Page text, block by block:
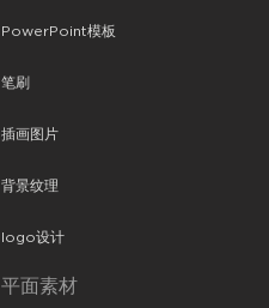
PowerPoint模板
笔刷
插画图片
背景纹理
logo设计
平面素材